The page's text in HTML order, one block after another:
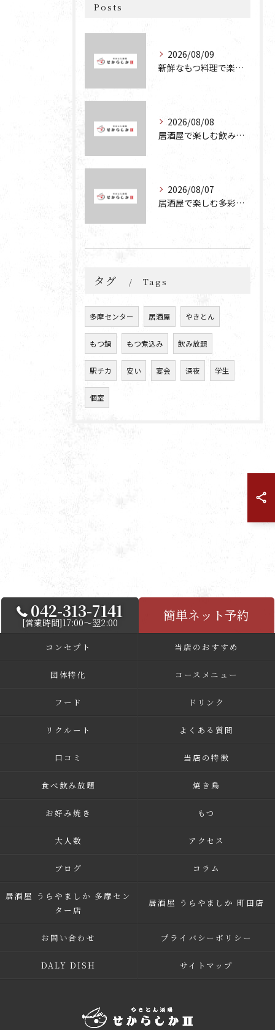
Posts
2026/08/09
新鮮なもつ料理で楽しむコスパ抜群の居酒屋宴会の魅力
2026/08/08
居酒屋で楽しむ飲み放題・食べ放題の宴会プランの魅力と活用法
2026/08/07
居酒屋で楽しむ多彩な宴会メニューとコスパ抜群の魅力を徹底解説
タグ Tags
多摩センター 居酒屋 やきとん
もつ鍋 もつ煮込み 飲み放題
駅チカ 安い 宴会 深夜 学生
個室
042-313-7141
[営業時間]17:00～翌2:00 簡単ネット予約
コンセプト 当店のおすすめ
団体特化 コースメニュー
フード ドリンク
リクルート よくある質問
口コミ 当店の特徴
食べ飲み放題 焼き鳥
お好み焼き もつ
大人数 アクセス
ブログ コラム
居酒屋 うらやましか 多摩セン
ター店
居酒屋 うらやましか 町田店
お問い合わせ プライバシーポリシー
DALY DISH サイトマップ